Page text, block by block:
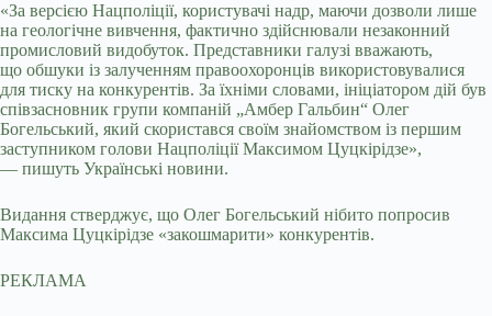
«За версією Нацполіції, користувачі надр, маючи дозволи лише
на геологічне вивчення, фактично здійснювали незаконний
промисловий видобуток. Представники галузі вважають,
що обшуки із залученням правоохоронців використовувалися
для тиску на конкурентів. За їхніми словами, ініціатором дій був
співзасновник групи компаній „Амбер Гальбин“ Олег
Богельський, який скористався своїм знайомством із першим
заступником голови Нацполіції Максимом Цуцкірідзе»,
— пишуть Українські новини.
Видання стверджує, що Олег Богельський нібито попросив
Максима Цуцкірідзе «закошмарити» конкурентів.
РЕКЛАМА